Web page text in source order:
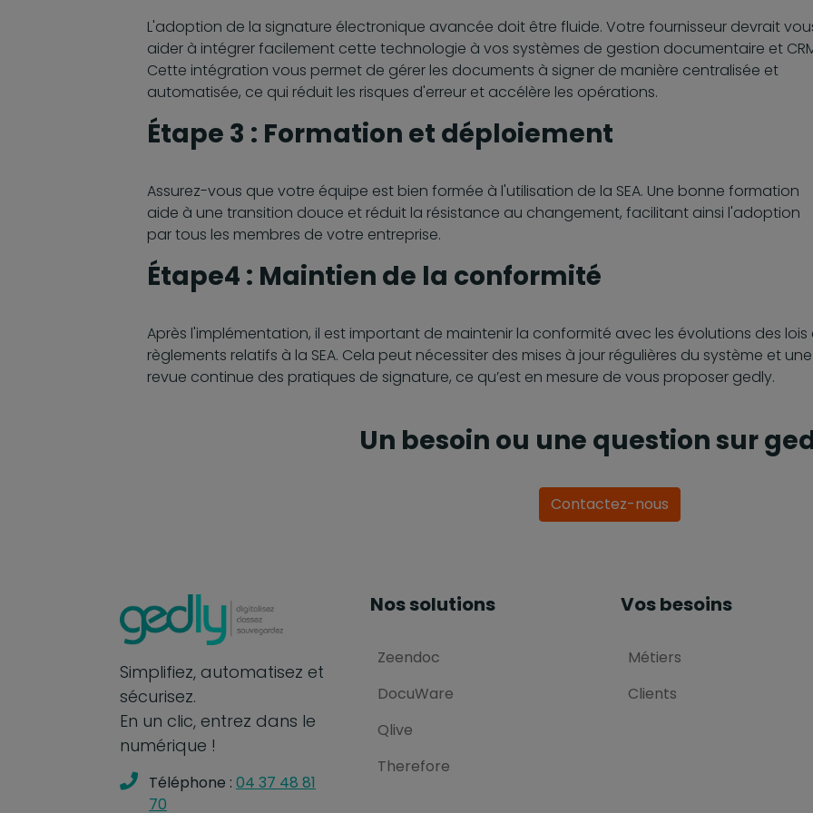
L'adoption de la signature électronique avancée doit être fluide. Votre fournisseur devrait
aider à intégrer facilement cette technologie à vos systèmes de gestion documentaire et
Cette intégration vous permet de gérer les documents à signer de manière centralisée et
automatisée, ce qui réduit les risques d'erreur et accélère les opérations.
Étape 3 : Formation et déploiement
Assurez-vous que votre équipe est bien formée à l'utilisation de la SEA. Une bonne formation
aide à une transition douce et réduit la résistance au changement, facilitant ainsi l'adoption
par tous les membres de votre entreprise.
Étape4 : Maintien de la conformité
Après l'implémentation, il est important de maintenir la conformité avec les évolutions des lois
règlements relatifs à la SEA. Cela peut nécessiter des mises à jour régulières du système et une
revue continue des pratiques de signature, ce qu’est en mesure de vous proposer gedly.
Un besoin ou une question sur
Contactez-nous
Simplifiez, automatisez et
sécurisez.
En un clic, entrez dans le
numérique !
Téléphone : 04 37 48 81
70
Nos solutions
Zeendoc
DocuWare
Qlive
Therefore
Vos besoins
Métiers
Clients